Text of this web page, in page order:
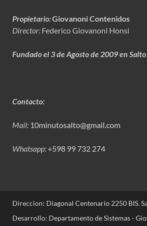
Propietario:Giovanoni Contenidos
Director: Federico Giovanoni Honsi
Fundado el 3 de Agosto de 2009 en Salto
Contacto:
Mail: 10minutosalto@gmail.com
Whatsapp:+598 99 732 274
Direccion: Diagonal Centenario 2250 BIS.
Desarrollo: Departamento de Sistemas -